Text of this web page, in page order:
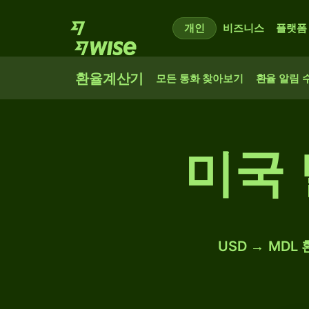
개인 비즈니스 플랫폼
환율계산기 모든 통화 찾아보기 환율 알림
미국
USD → MDL